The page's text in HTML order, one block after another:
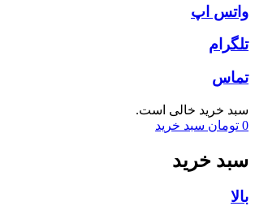
واتس اپ
تلگرام
تماس
سبد خرید خالی است.
0 تومان سبد خرید
سبد خرید
بالا